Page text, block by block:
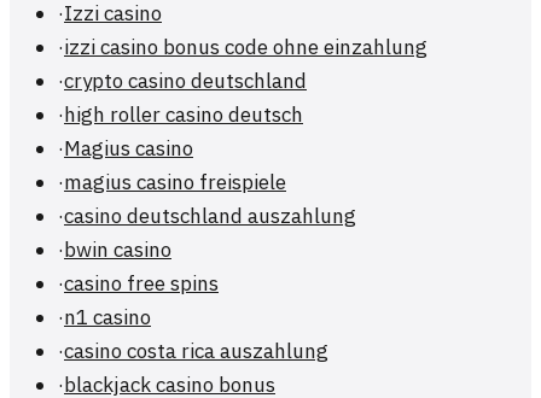
·Izzi casino
·izzi casino bonus code ohne einzahlung
·crypto casino deutschland
·high roller casino deutsch
·Magius casino
·magius casino freispiele
·casino deutschland auszahlung
·bwin casino
·casino free spins
·n1 casino
·casino costa rica auszahlung
·blackjack casino bonus